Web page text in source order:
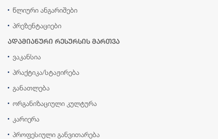
წლიური ანგარიშები
პრეზენტაციები
ადამიანური რესურსის მართვა
ვაკანსია
პრაქტიკა/სტაჟირება
განათლება
ორგანიზაციული კულტურა
კარიერა
პროფესიული განვითარება